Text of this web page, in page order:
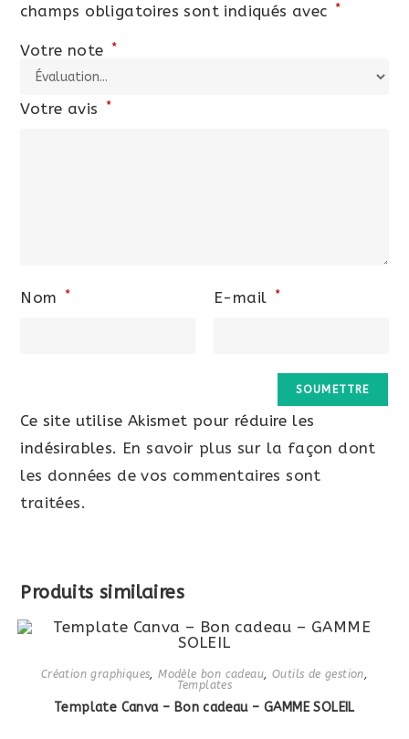
champs obligatoires sont indiqués avec *
Votre note *
Votre avis *
Nom * E-mail *
Ce site utilise Akismet pour réduire les
indésirables. En savoir plus sur la façon dont
les données de vos commentaires sont
traitées.
Produits similaires
Création graphiques,Modèle bon cadeau, Outils de gestion,
Templates
Template Canva – Bon cadeau – GAMME SOLEIL